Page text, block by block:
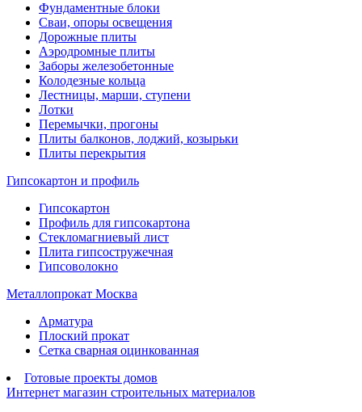
Фундаментные блоки
Сваи, опоры освещения
Дорожные плиты
Аэродромные плиты
Заборы железобетонные
Колодезные кольца
Лестницы, марши, ступени
Лотки
Перемычки, прогоны
Плиты балконов, лоджий, козырьки
Плиты перекрытия
Гипсокартон и профиль
Гипсокартон
Профиль для гипсокартона
Стекломагниевый лист
Плита гипсостружечная
Гипсоволокно
Металлопрокат Москва
Арматура
Плоский прокат
Сетка сварная оцинкованная
Готовые проекты домов
Интернет магазин строительных материалов